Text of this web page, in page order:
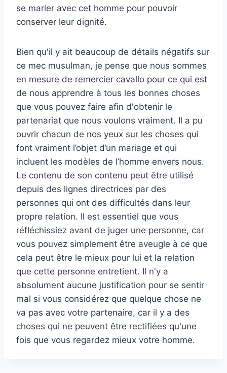
se marier avec cet homme pour pouvoir
conserver leur dignité.
Bien qu'il y ait beaucoup de détails négatifs sur
ce mec musulman, je pense que nous sommes
en mesure de remercier cavallo pour ce qui est
de nous apprendre à tous les bonnes choses
que vous pouvez faire afin d'obtenir le
partenariat que nous voulons vraiment. Il a pu
ouvrir chacun de nos yeux sur les choses qui
font vraiment l’objet d’un mariage et qui
incluent les modèles de l’homme envers nous.
Le contenu de son contenu peut être utilisé
depuis des lignes directrices par des
personnes qui ont des difficultés dans leur
propre relation. Il est essentiel que vous
réfléchissiez avant de juger une personne, car
vous pouvez simplement être aveugle à ce que
cela peut être le mieux pour lui et la relation
que cette personne entretient. Il n'y a
absolument aucune justification pour se sentir
mal si vous considérez que quelque chose ne
va pas avec votre partenaire, car il y a des
choses qui ne peuvent être rectifiées qu'une
fois que vous regardez mieux votre homme.